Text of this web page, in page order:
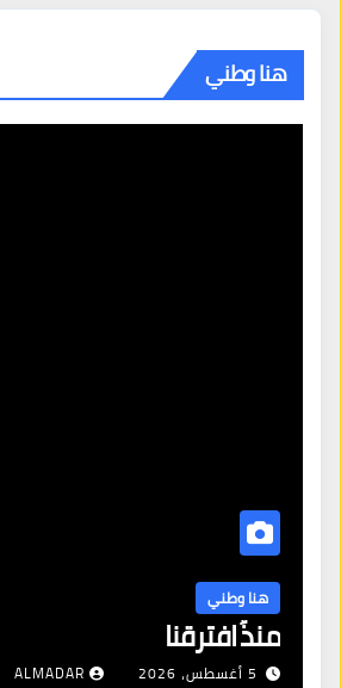
هنا وطني
هنا وطني
منذُ افترقنا
5 أغسطس، 2026 ALMADAR